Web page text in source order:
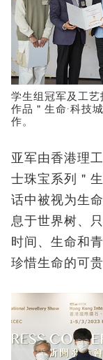
学生组冠军及工艺
作品＂生命·科技
作。
亚军由香港理
士珠宝系列＂
话中被视为生
息于世界树、
时间、生命和
珍惜生命的可贵